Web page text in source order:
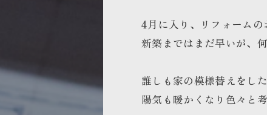
4月に入り、リフォームの
新築まではまだ早いが、
誰しも家の模様替えをし
陽気も暖かくなり色々と